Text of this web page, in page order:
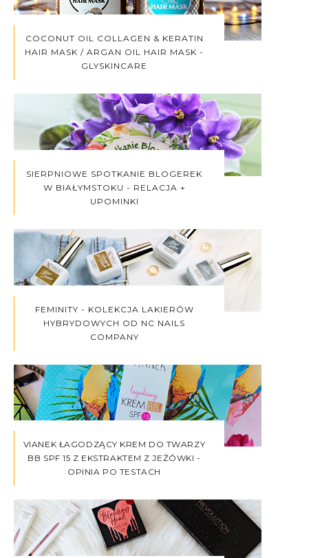
COCONUT OIL COLLAGEN & KERATIN
HAIR MASK / ARGAN OIL HAIR MASK -
GLYSKINCARE
SIERPNIOWE SPOTKANIE BLOGEREK
W BIAŁYMSTOKU - RELACJA +
UPOMINKI
FEMINITY - KOLEKCJA LAKIERÓW
HYBRYDOWYCH OD NC NAILS
COMPANY
VIANEK ŁAGODZĄCY KREM DO TWARZY
BB SPF 15 Z EKSTRAKTEM Z JEŻÓWKI -
OPINIA PO TESTACH